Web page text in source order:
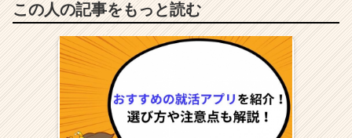
この人の記事をもっと読む